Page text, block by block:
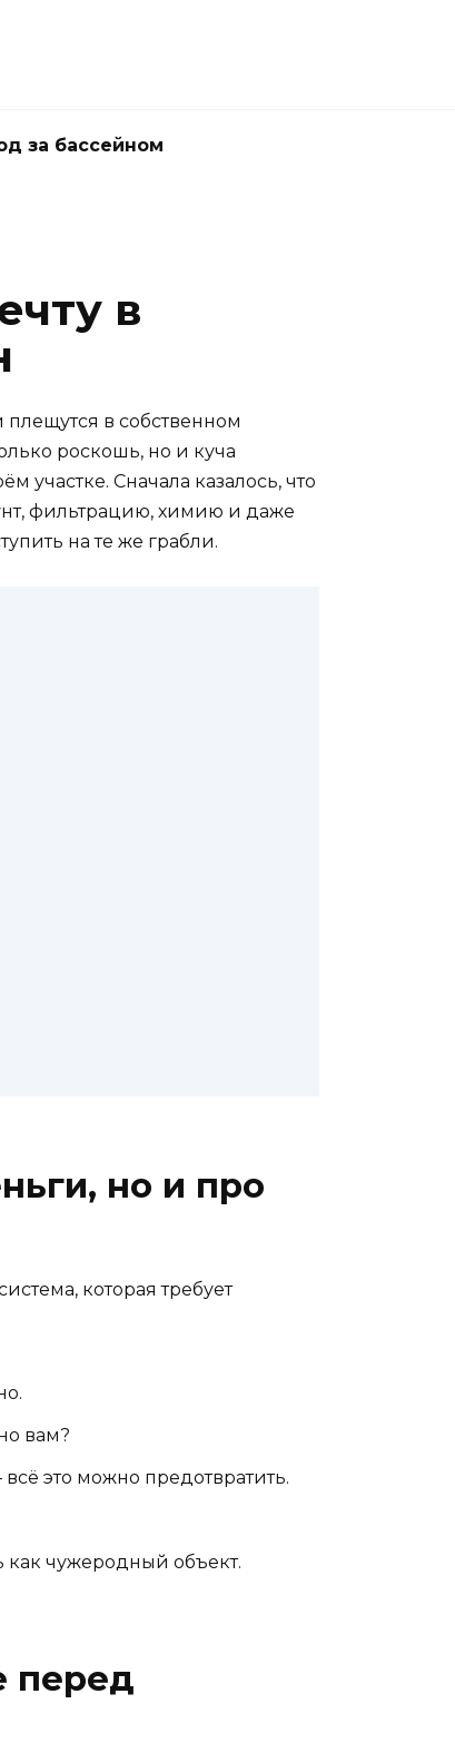
за бассейном
в
в собственном
роскошь, но и куча
участке. Сначала казалось, что
фильтрацию, химию и даже
на те же грабли.
но и про
которая требует
вам?
это можно предотвратить.
как чужеродный объект.
перед